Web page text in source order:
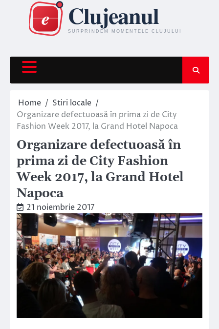
content
Home
Stiri locale
Organizare defectuoasă în prima zi de City
Fashion Week 2017, la Grand Hotel Napoca
Organizare defectuoasă în
prima zi de City Fashion
Week 2017, la Grand Hotel
Napoca
21 noiembrie 2017